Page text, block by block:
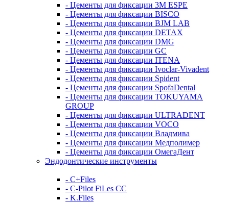
- Цементы для фиксации 3M ESPE
- Цементы для фиксации BISCO
- Цементы для фиксации BJM LAB
- Цементы для фиксации DETAX
- Цементы для фиксации DMG
- Цементы для фиксации GC
- Цементы для фиксации ITENA
- Цементы для фиксации Ivoclar-Vivadent
- Цементы для фиксации Spident
- Цементы для фиксации SpofaDental
- Цементы для фиксации TOKUYAMA
GROUP
- Цементы для фиксации ULTRADENT
- Цементы для фиксации VOCO
- Цементы для фиксации Владмива
- Цементы для фиксации Медполимер
- Цементы для фиксации ОмегаДент
Эндодонтические инструменты
- C+Files
- C-Pilot FiLes CC
- K.Files